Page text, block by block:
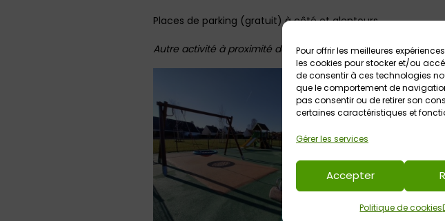
Pour offrir les meilleures
les cookies pour stocker et/ou
de consentir à ces technologies
que le comportement de
pas consentir ou de retirer son
certaines caractéristiques et
Gérer les services
Accepter
Politique de cookies
Places de parking (gratuit) à côté et alentours.
Autre activité à proximité de l’aire de jeux :les activités à